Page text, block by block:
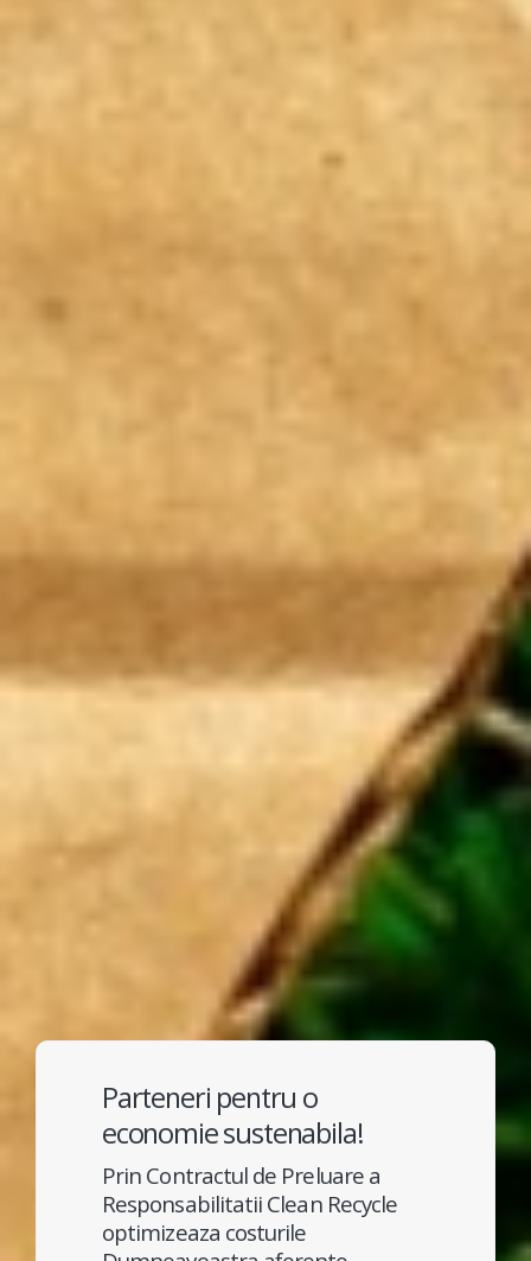
Parteneri pentru o
economie sustenabila!
Prin Contractul de Preluare a
Responsabilitatii Clean Recycle
optimizeaza costurile